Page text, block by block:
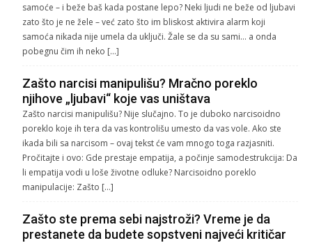
samoće – i beže baš kada postane lepo? Neki ljudi ne beže od ljubavi
zato što je ne žele – već zato što im bliskost aktivira alarm koji
samoća nikada nije umela da uključi. Žale se da su sami… a onda
pobegnu čim ih neko […]
Zašto narcisi manipulišu? Mračno poreklo
njihove „ljubavi“ koje vas uništava
Zašto narcisi manipulišu? Nije slučajno. To je duboko narcisoidno
poreklo koje ih tera da vas kontrolišu umesto da vas vole. Ako ste
ikada bili sa narcisom – ovaj tekst će vam mnogo toga razjasniti.
Pročitajte i ovo: Gde prestaje empatija, a počinje samodestrukcija: Da
li empatija vodi u loše životne odluke? Narcisoidno poreklo
manipulacije: Zašto […]
Zašto ste prema sebi najstroži? Vreme je da
prestanete da budete sopstveni najveći kritičar